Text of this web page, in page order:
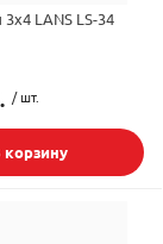
LANS LS-34
/ шт.
корзину